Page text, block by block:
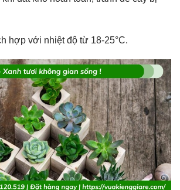
hợp với nhiệt độ từ 18-25°C.